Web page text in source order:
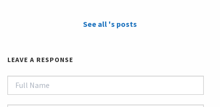
See all 's posts
LEAVE A RESPONSE